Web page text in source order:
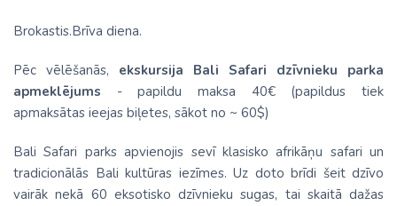
Brokastis.Brīva diena.
Pēc vēlēšanās, ekskursija Bali Safari dzīvnieku parka
apmeklējums - papildu maksa 40€ (papildus tiek
apmaksātas ieejas biļetes, sākot no ~ 60$)
Bali Safari parks apvienojis sevī klasisko afrikāņu safari un
tradicionālās Bali kultūras iezīmes. Uz doto brīdi šeit dzīvo
vairāk nekā 60 eksotisko dzīvnieku sugas, tai skaitā dažas